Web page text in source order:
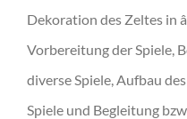
Dekoration des Zeltes in
Vorbereitung der Spiele,
diverse Spiele, Aufbau
Spiele und Begleitung